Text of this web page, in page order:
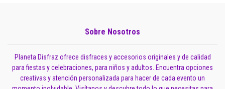
Sobre Nosotros
Planeta Disfraz ofrece disfraces y accesorios originales y de calidad
para fiestas y celebraciones, para niños y adultos. Encuentra opciones
creativas y atención personalizada para hacer de cada evento un